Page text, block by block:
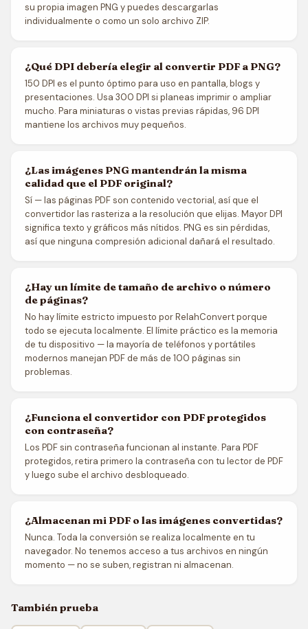
su propia imagen PNG y puedes descargarlas
individualmente o como un solo archivo ZIP.
¿Qué DPI debería elegir al convertir PDF a PNG?
150 DPI es el punto óptimo para uso en pantalla, blogs y
presentaciones. Usa 300 DPI si planeas imprimir o ampliar
mucho. Para miniaturas o vistas previas rápidas, 96 DPI
mantiene los archivos muy pequeños.
¿Las imágenes PNG mantendrán la misma
calidad que el PDF original?
Sí — las páginas PDF son contenido vectorial, así que el
convertidor las rasteriza a la resolución que elijas. Mayor DPI
significa texto y gráficos más nítidos. PNG es sin pérdidas,
así que ninguna compresión adicional dañará el resultado.
¿Hay un límite de tamaño de archivo o número
de páginas?
No hay límite estricto impuesto por RelahConvert porque
todo se ejecuta localmente. El límite práctico es la memoria
de tu dispositivo — la mayoría de teléfonos y portátiles
modernos manejan PDF de más de 100 páginas sin
problemas.
¿Funciona el convertidor con PDF protegidos
con contraseña?
Los PDF sin contraseña funcionan al instante. Para PDF
protegidos, retira primero la contraseña con tu lector de PDF
y luego sube el archivo desbloqueado.
¿Almacenan mi PDF o las imágenes convertidas?
Nunca. Toda la conversión se realiza localmente en tu
navegador. No tenemos acceso a tus archivos en ningún
momento — no se suben, registran ni almacenan.
También prueba